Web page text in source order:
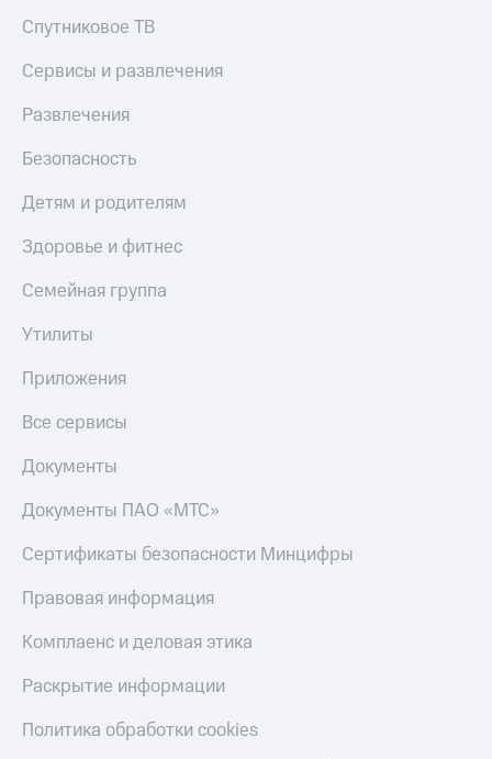
Спутниковое ТВ
Сервисы и развлечения
Развлечения
Безопасность
Детям и родителям
Здоровье и фитнес
Семейная группа
Утилиты
Приложения
Все сервисы
Документы
Документы ПАО «МТС»
Сертификаты безопасности Минцифры
Правовая информация
Комплаенс и деловая этика
Раскрытие информации
Политика обработки cookies